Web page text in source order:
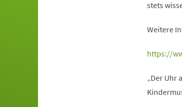
stets
Weitere
https://
„Der Uhr